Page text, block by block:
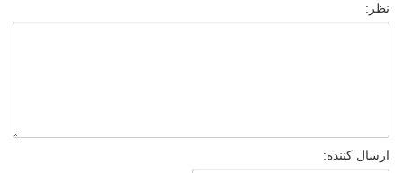
نظر:
ارسال کننده: